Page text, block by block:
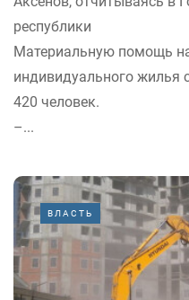
республики
Материальную помощь
индивидуального жилья
420 человек.
–...
ВЛАСТЬ